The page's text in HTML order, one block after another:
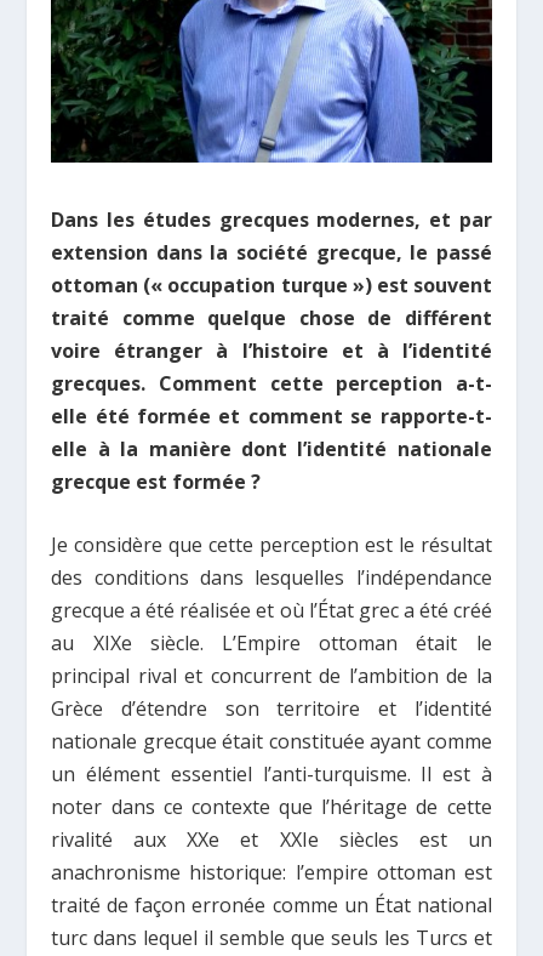
Dans les études grecques modernes, et par
extension dans la société grecque, le passé
ottoman (« occupation turque ») est souvent
traité comme quelque chose de différent
voire étranger à l’histoire et à l’identité
grecques. Comment cette perception a-t-
elle été formée et comment se rapporte-t-
elle à la manière dont l’identité nationale
grecque est formée ?
Je considère que cette perception est le résultat
des conditions dans lesquelles l’indépendance
grecque a été réalisée et où l’État grec a été créé
au XIXe siècle. L’Empire ottoman était le
principal rival et concurrent de l’ambition de la
Grèce d’étendre son territoire et l’identité
nationale grecque était constituée ayant comme
un élément essentiel l’anti-turquisme. Il est à
noter dans ce contexte que l’héritage de cette
rivalité aux XXe et XXIe siècles est un
anachronisme historique: l’empire ottoman est
traité de façon erronée comme un État national
turc dans lequel il semble que seuls les Turcs et